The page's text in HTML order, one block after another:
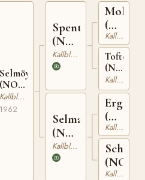
Selmöy
(NO)
T-
22852
Kallblodig Travare
1962
Spenter
(NO)
T-259
Kallblodig Travare
Selma
(NO)
T-
1357
Kallblodig Travare
22361
Molyn
(NO)
T-
150
Kallblodig Travare
(NO)
T-
940
Kallblodig Travare
Ergel
(NO)
T-
172
Kallblodig Travare
(NO)
Kallblodig Travare